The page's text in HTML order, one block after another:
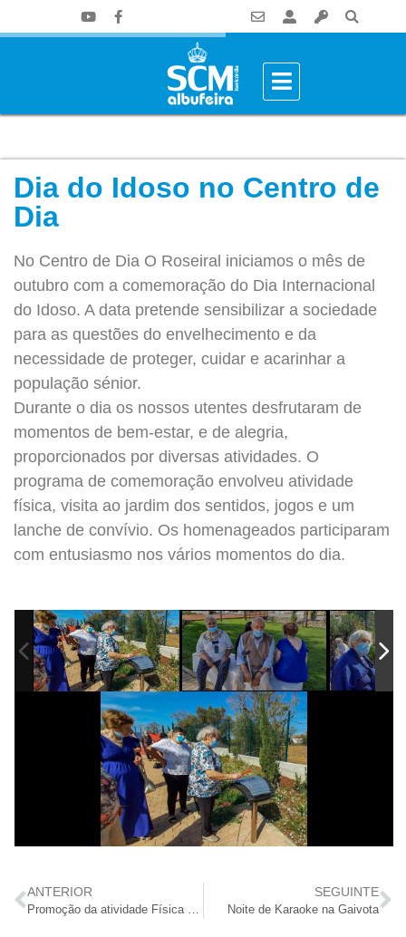
Dia do Idoso no Centro de
Dia
No Centro de Dia O Roseiral iniciamos o mês de
outubro com a comemoração do Dia Internacional
do Idoso. A data pretende sensibilizar a sociedade
para as questões do envelhecimento e da
necessidade de proteger, cuidar e acarinhar a
população sénior.
Durante o dia os nossos utentes desfrutaram de
momentos de bem-estar, e de alegria,
proporcionados por diversas atividades. O
programa de comemoração envolveu atividade
física, visita ao jardim dos sentidos, jogos e um
lanche de convívio. Os homenageados participaram
com entusiasmo nos vários momentos do dia.
ANTERIOR
Promoção da atividade Física na Gaivota
SEGUINTE
Noite de Karaoke na Gaivota